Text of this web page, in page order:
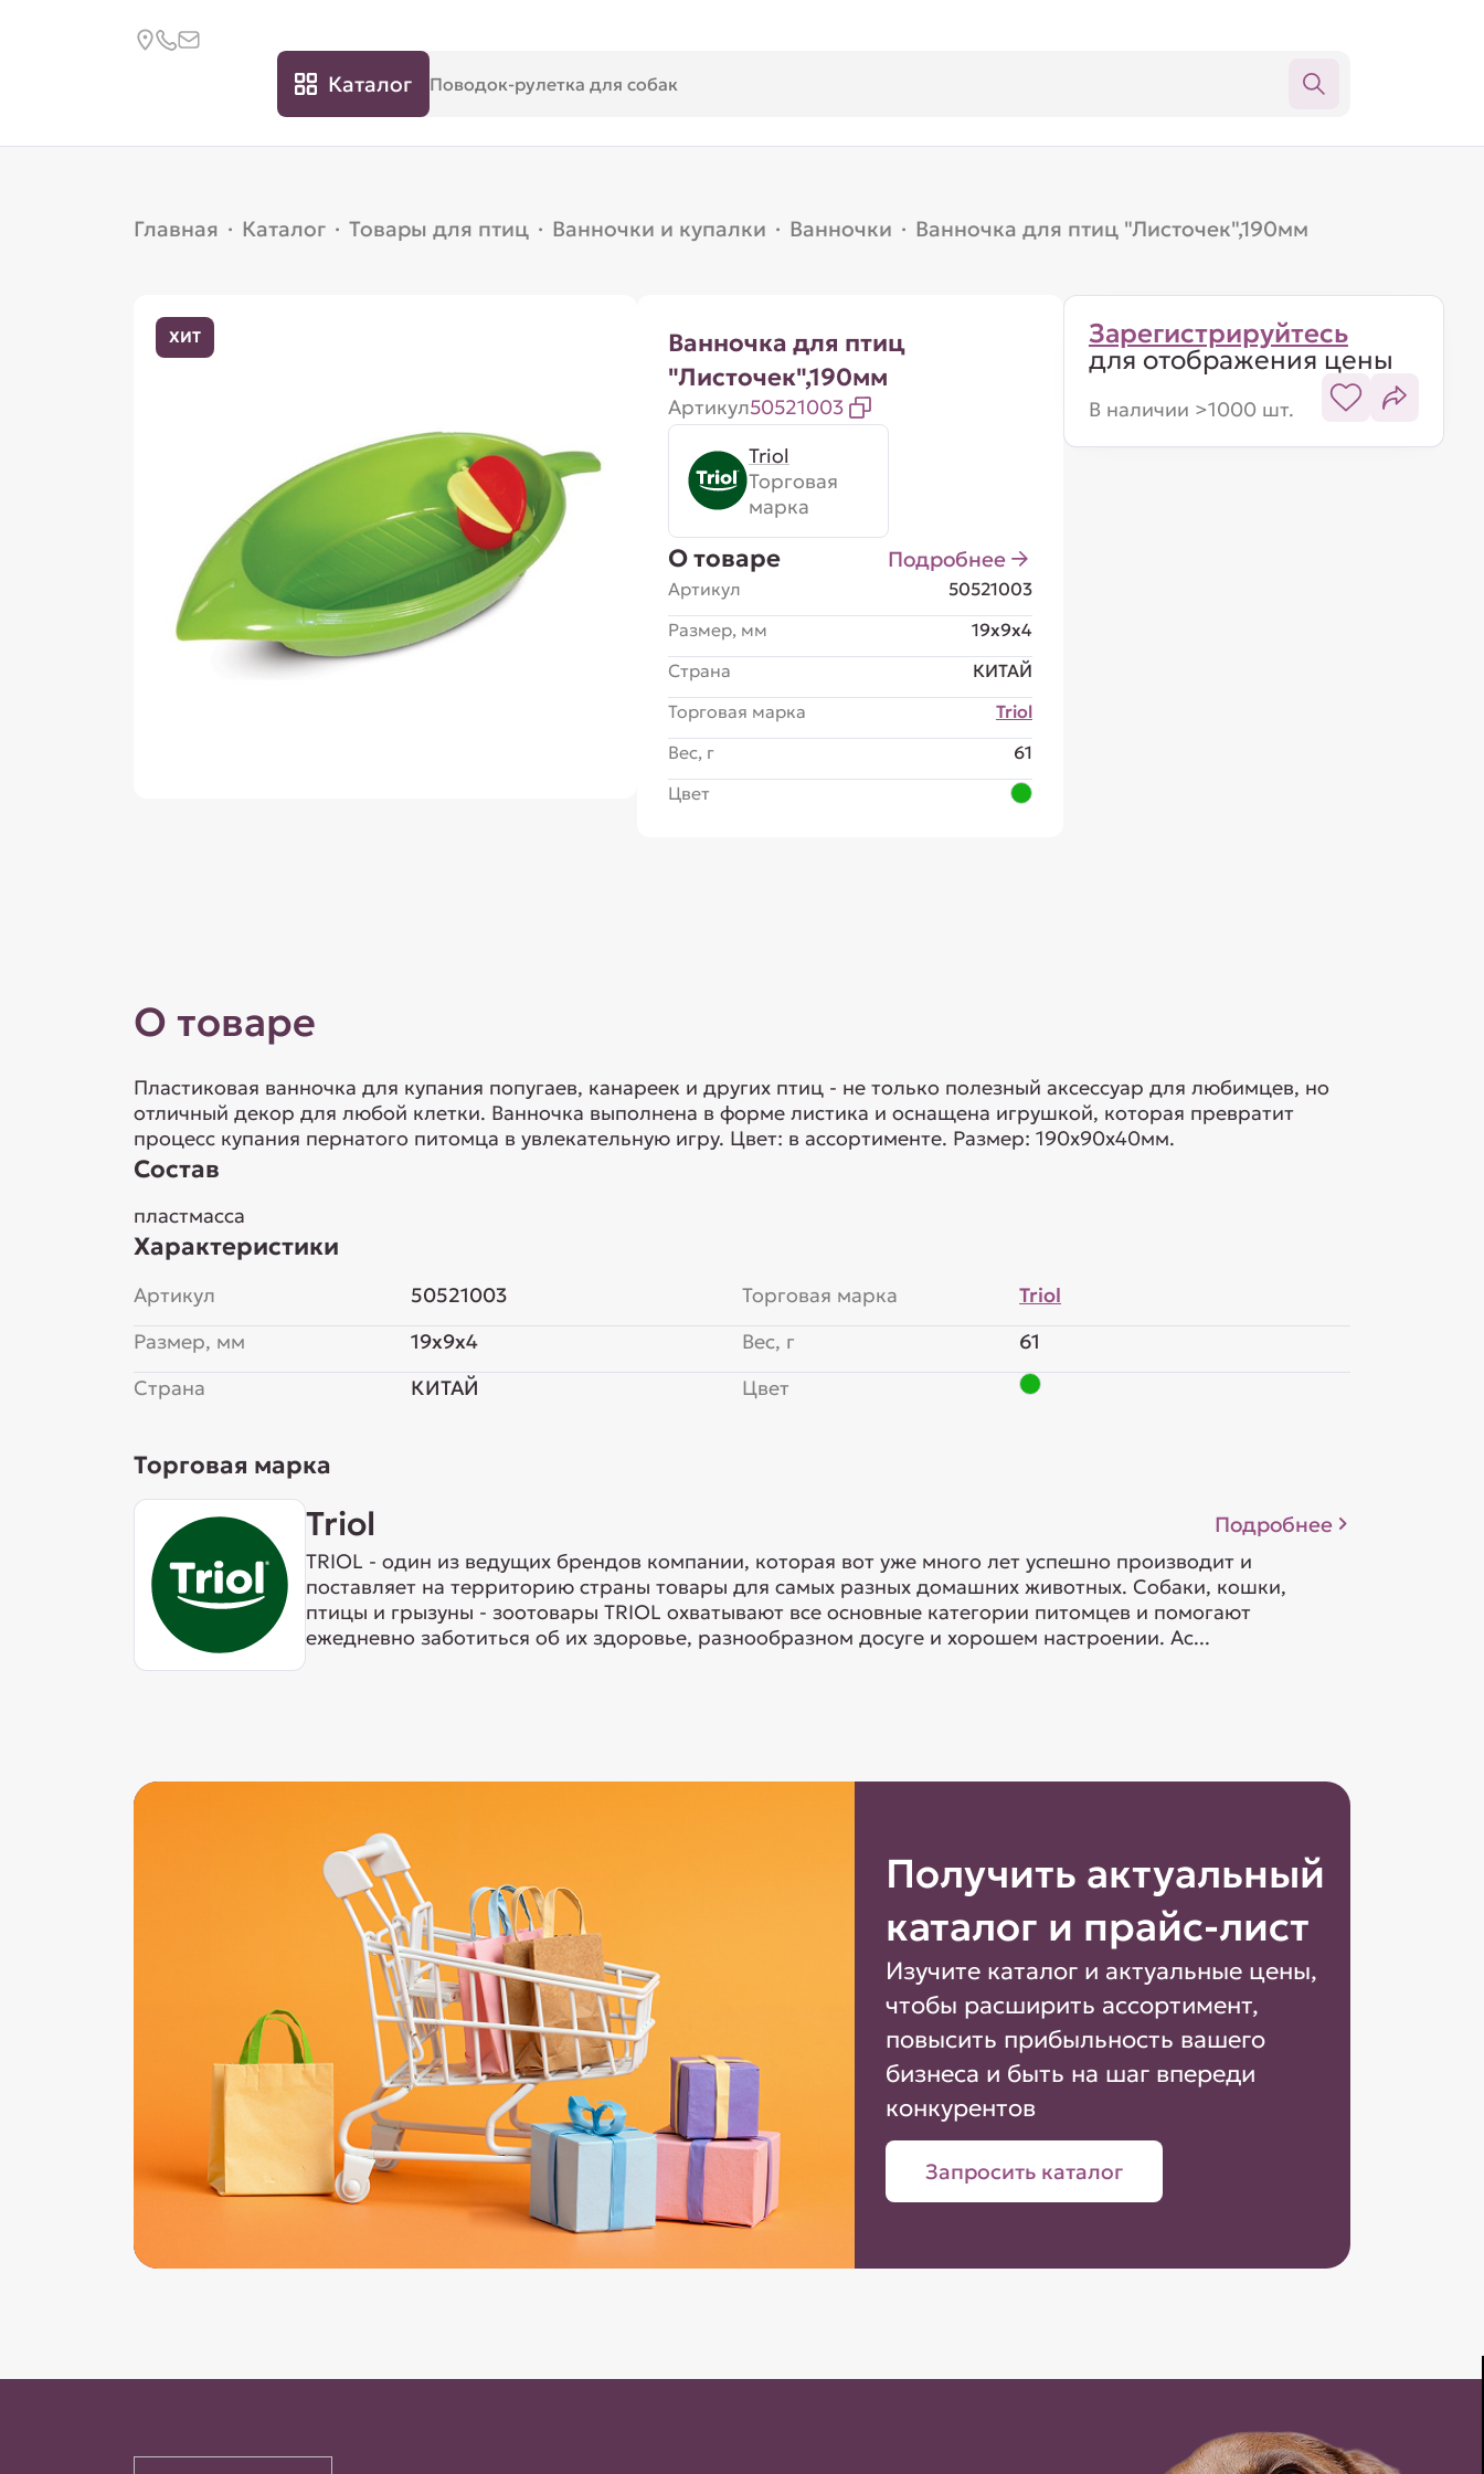
Каталог
Главная · Каталог · Товары для птиц · Ванночки и купалки · Ванночки · Ванночка для птиц "Листочек",190мм
ХИТ
Ванночка для птиц
"Листочек",190мм
Артикул50521003
Triol
Торговая
марка
О товаре Подробнее
Артикул
50521003
Размер, мм
19x9x4
Страна
КИТАЙ
Торговая марка
Triol
Вес, г
61
Цвет
Зарегистрируйтесь
для отображения цены
В наличии >1000 шт.
О товаре
Пластиковая ванночка для купания попугаев, канареек и других птиц - не только полезный аксессуар для любимцев, но
отличный декор для любой клетки. Ванночка выполнена в форме листика и оснащена игрушкой, которая превратит
процесс купания пернатого питомца в увлекательную игру. Цвет: в ассортименте. Размер: 190х90х40мм.
Состав
пластмасса
Характеристики
Артикул
50521003
Размер, мм
19x9x4
Страна
КИТАЙ
Торговая марка
Triol
Вес, г
61
Цвет
Торговая марка
Triol Подробнее
TRIOL - один из ведущих брендов компании, которая вот уже много лет успешно производит и
поставляет на территорию страны товары для самых разных домашних животных. Собаки, кошки,
птицы и грызуны - зоотовары TRIOL охватывают все основные категории питомцев и помогают
ежедневно заботиться об их здоровье, разнообразном досуге и хорошем настроении. Ас...
Получить актуальный
каталог и прайс-лист
Изучите каталог и актуальные цены,
чтобы расширить ассортимент,
повысить прибыльность вашего
бизнеса и быть на шаг впереди
конкурентов
Запросить каталог